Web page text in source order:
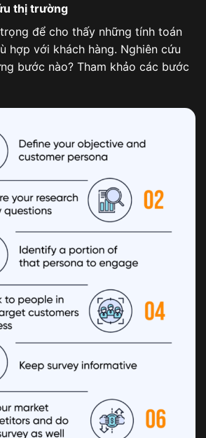
thị trường
để cho thấy những tính toán
hợp với khách hàng. Nghiên cứu
bước nào? Tham khảo các bước